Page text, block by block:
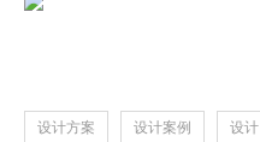
设计方案 设计案例 设计